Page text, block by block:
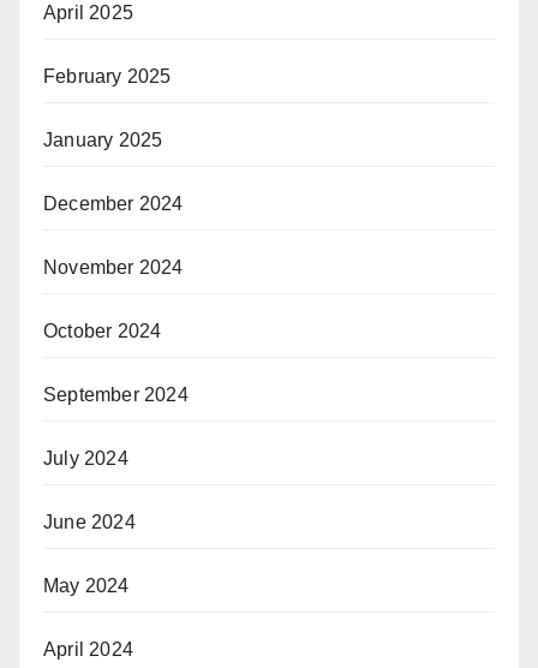
April 2025
February 2025
January 2025
December 2024
November 2024
October 2024
September 2024
July 2024
June 2024
May 2024
April 2024